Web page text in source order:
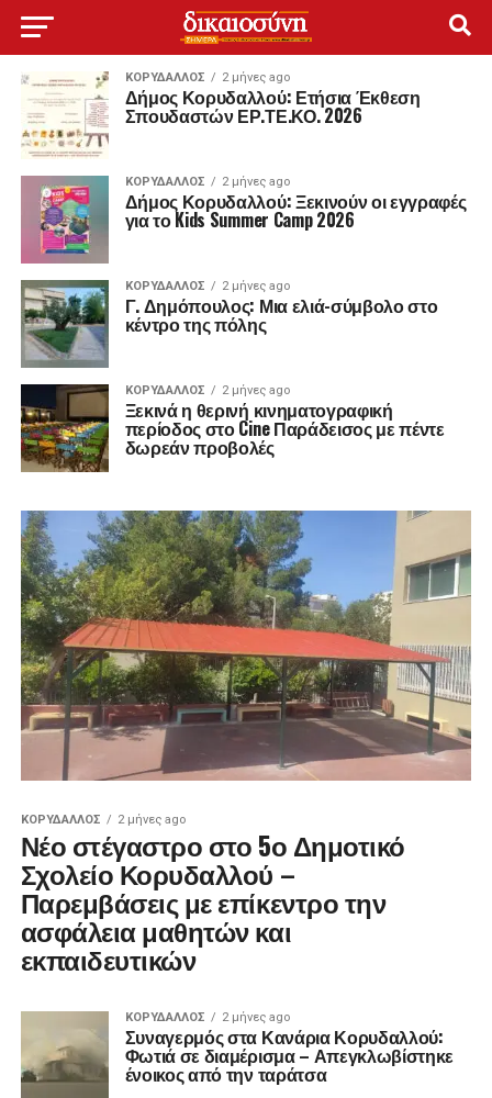
ΚΟΡΥΔΑΛΛΟΣ 2 μήνες ago
Δήμος Κορυδαλλού: Ετήσια Έκθεση
Σπουδαστών ΕΡ.ΤΕ.ΚΟ. 2026
ΚΟΡΥΔΑΛΛΟΣ 2 μήνες ago
Δήμος Κορυδαλλού: Ξεκινούν οι εγγραφές
για το Kids Summer Camp 2026
ΚΟΡΥΔΑΛΛΟΣ 2 μήνες ago
Γ. Δημόπουλος: Μια ελιά-σύμβολο στο
κέντρο της πόλης
ΚΟΡΥΔΑΛΛΟΣ 2 μήνες ago
Ξεκινά η θερινή κινηματογραφική
περίοδος στο Cine Παράδεισος με πέντε
δωρεάν προβολές
ΚΟΡΥΔΑΛΛΟΣ 2 μήνες ago
Νέο στέγαστρο στο 5ο Δημοτικό
Σχολείο Κορυδαλλού –
Παρεμβάσεις με επίκεντρο την
ασφάλεια μαθητών και
εκπαιδευτικών
ΚΟΡΥΔΑΛΛΟΣ 2 μήνες ago
Συναγερμός στα Κανάρια Κορυδαλλού:
Φωτιά σε διαμέρισμα – Απεγκλωβίστηκε
ένοικος από την ταράτσα